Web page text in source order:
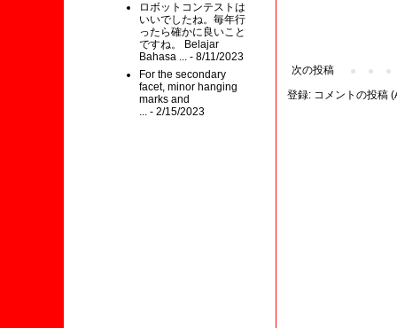
次の投稿
登録: コメントの投稿
ロボットコンテストは
いいでしたね。毎年行
ったら確かに良いこと
ですね。 Belajar
Bahasa ... - 8/11/2023
For the secondary
facet, minor hanging
marks and
... - 2/15/2023